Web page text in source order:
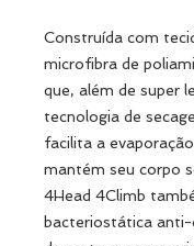
Construída com
microfibra de
que, além de super
tecnologia de
facilita a
mantém seu corpo
4Head 4Climb
bacteriostática